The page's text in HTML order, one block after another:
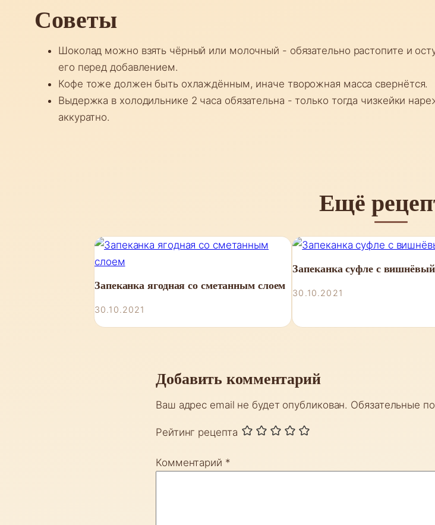
Советы
Шоколад можно взять чёрный или молочный - обязательно растопите и
его перед добавлением.
Кофе тоже должен быть охлаждённым, иначе творожная масса свернётся.
Выдержка в холодильнике 2 часа обязательна - только тогда чизкейки
аккуратно.
Ещё
Запеканка ягодная со сметанным слоем
30.10.2021
Запеканка суфле с
30.10.2021
Добавить комментарий
Ваш адрес email не будет опубликован. Обязательные
Рейтинг рецепта
Комментарий *